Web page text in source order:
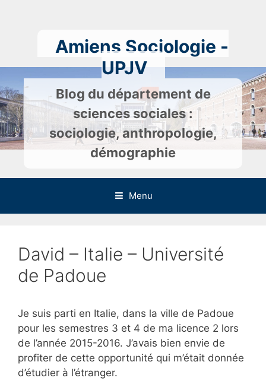
Amiens Sociologie -
UPJV
Blog du département de
sciences sociales :
sociologie, anthropologie,
démographie
Menu
David – Italie – Université
de Padoue
Je suis parti en Italie, dans la ville de Padoue
pour les semestres 3 et 4 de ma licence 2 lors
de l’année 2015-2016. J’avais bien envie de
profiter de cette opportunité qui m’était donnée
d’étudier à l’étranger.